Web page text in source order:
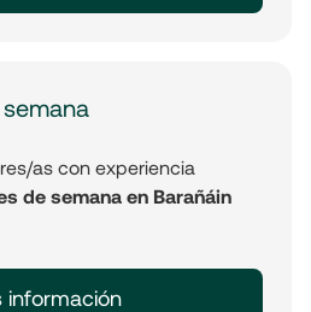
as con experiencia
de semana en Barañáin
información